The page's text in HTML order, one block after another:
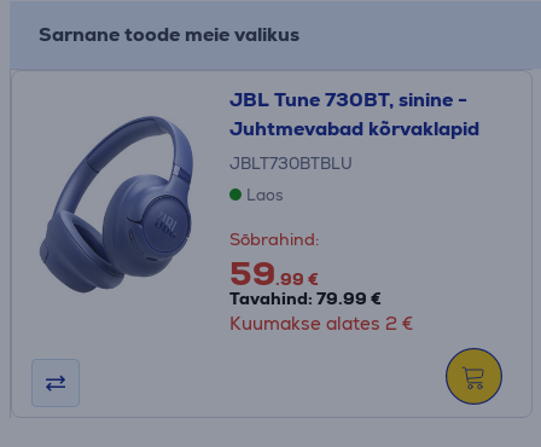
mugavad isegi tundidepikkuse kuulamise järel ning
Sarnane toode meie valikus
JBL Tune 730BT, sinine -
Juhtmevabad kõrvaklapid
JBLT730BTBLU
Laos
Sõbrahind:
59.99 €
Tavahind: 79.99 €
Kuumakse alates 2 €